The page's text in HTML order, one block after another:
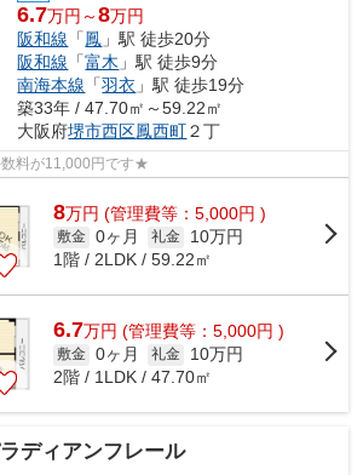
6.7万円～8万円
阪和線 「鳳 」駅 徒歩20分
阪和線 「富木 」駅 徒歩9分
南海本線 「羽衣 」駅 徒歩19分
築33年 / 47.70㎡～59.22㎡
大阪府堺市西区鳳西町２丁
料が11,000円です★
8万円 (管理費等：5,000円 )
敷金 0ヶ月 礼金
10万円
1階 / 2LDK / 59.22㎡
6.7万円 (管理費等：5,000円 )
敷金 0ヶ月 礼金
10万円
2階 / 1LDK / 47.70㎡
ディアンフレール